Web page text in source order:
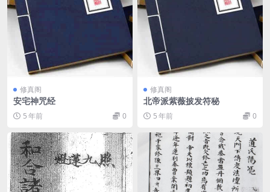
修真阁
安宅神咒经
5 年前 0
修真阁
北帝派紫薇披发符秘
5 年前 0